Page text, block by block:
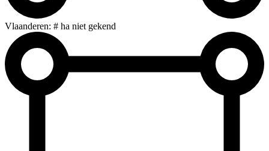
Vlaanderen: # ha niet gekend